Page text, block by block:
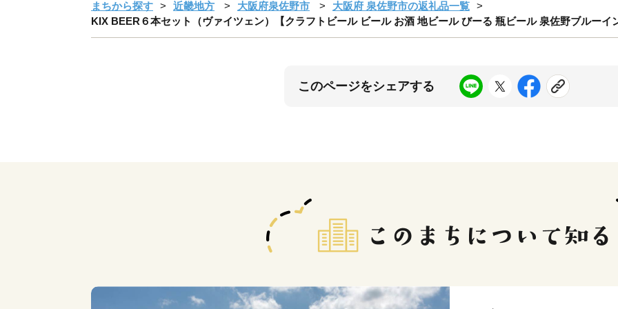
まちから探す 近畿地方 大阪府泉佐野市
大阪府 泉佐野市の返礼品一覧
KIX BEER６本セット（ヴァイツェン）【クラフトビール ビール お酒 地ビール びーる 瓶ビール 泉佐野ブルーイ
このページをシェアする